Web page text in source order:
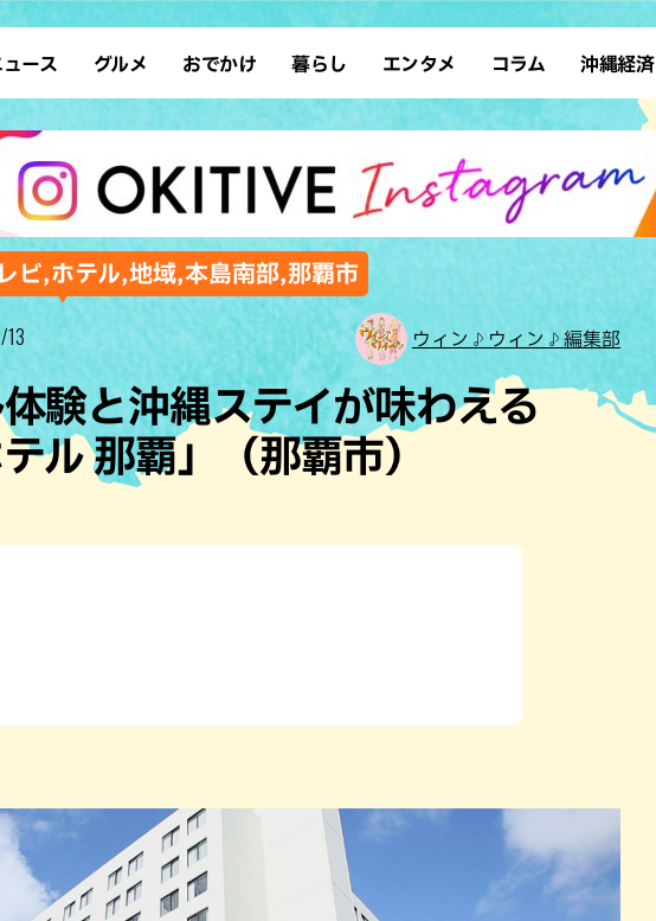
ース グルメ
ラーメン 沖縄そば
テイクアウト カフェ
すし・魚料理 和食・日本料理
沖縄料理 アジア・エスニック
イタリアン
フレンチ
ステーキ・焼肉 焼鳥・串料理
その他の肉料理 居酒屋・バー
ブッフェ・バイキング
おでかけ
デート ドライブ
散歩 ソロ活
歴史
レジャー アート
ホテル
サウナ 公園
沖縄の海
暮らし
レシピ SDGs
ファッション ローカルニュース
沖縄移住 沖縄旧暦行事
エンタメ
スポーツ 占い
タレント・芸人 テレビ
コラム 沖縄経済
ビ,ホテル,地域,本島南部,那覇市
13 ウィン♪ウィン♪編集部
験と沖縄ステイが味わえる
ル 那覇」（那覇市）